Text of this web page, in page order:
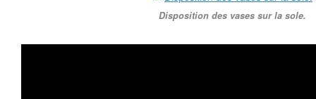
Disposition des vases sur la sole.